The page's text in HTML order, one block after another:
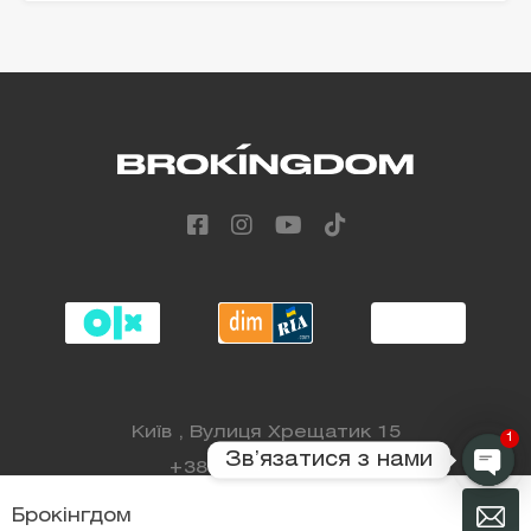
Київ , Вулиця Хрещатик 15
+38 (068) 808 88 98
Брокінгдом
Звʼязатися з нами
1